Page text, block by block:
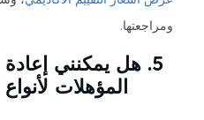
ومراجعتها.
5. هل يمكنني
المؤهلات